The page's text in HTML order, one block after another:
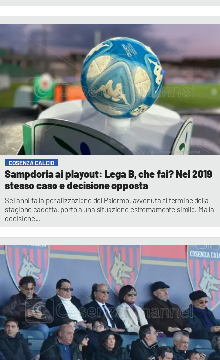
COSENZA CALCIO
Sampdoria ai playout: Lega B, che fai? Nel 2019
stesso caso e decisione opposta
Sei anni fa la penalizzazione del Palermo, avvenuta al termine della
stagione cadetta, portò a una situazione estremamente simile. Ma la
decisione...